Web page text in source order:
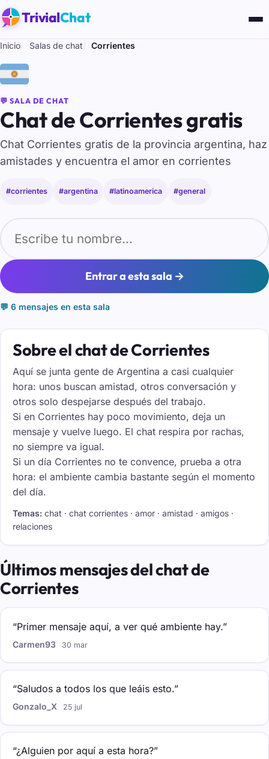
TrivialChat
Inicio Salas de chat Corrientes
🇦🇷
💬 SALA DE CHAT
Chat de Corrientes gratis
Chat Corrientes gratis de la provincia argentina, haz
amistades y encuentra el amor en corrientes
#corrientes #argentina #latinoamerica #general
Entrar a esta sala →
💬 6 mensajes en esta sala
Sobre el chat de Corrientes
Aquí se junta gente de Argentina a casi cualquier
hora: unos buscan amistad, otros conversación y
otros solo despejarse después del trabajo.
Si en Corrientes hay poco movimiento, deja un
mensaje y vuelve luego. El chat respira por rachas,
no siempre va igual.
Si un día Corrientes no te convence, prueba a otra
hora: el ambiente cambia bastante según el momento
del día.
Temas: chat · chat corrientes · amor · amistad · amigos ·
relaciones
Últimos mensajes del chat de
Corrientes
“Primer mensaje aquí, a ver qué ambiente hay.”
Carmen93 30 mar
“Saludos a todos los que leáis esto.”
Gonzalo_X 25 jul
“¿Alguien por aquí a esta hora?”